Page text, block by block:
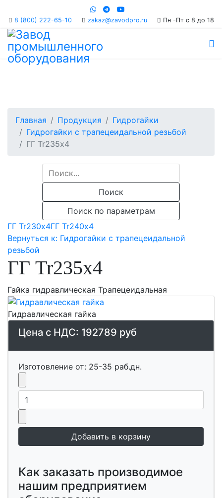
8 (800) 222-65-10 Пн -Пт с 8 до 18
Главная Продукция
Гидрогайки
Гидрогайки с трапецеидальной резьбой
ГГ Tr235х4
Поиск
Поиск по параметрам
ГГ Tr230х4ГГ Tr240х4
Вернуться к: Гидрогайки с трапецеидальной
резьбой
ГГ Tr235х4
Гайка гидравлическая Трапецеидальная
Гидравлическая гайка
Цена с НДС: 192789 руб
Изготовление от: 25-35 раб.дн.
Как заказать производимое
нашим предприятием